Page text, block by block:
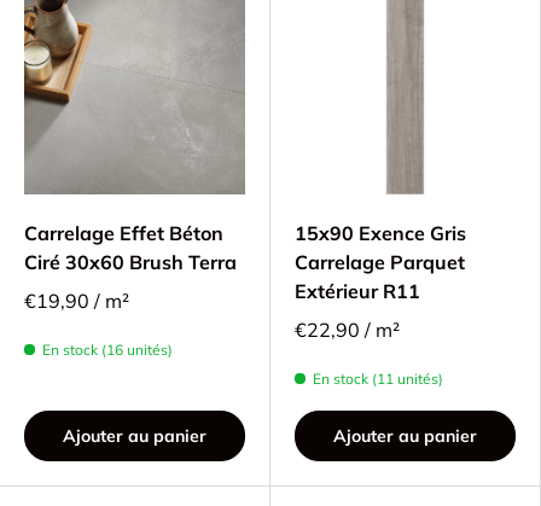
Carrelage Effet Béton
Ciré 30x60 Brush Terra
€19,90 / m²
En stock (16 unités)
Ajouter au panier
15x90 Exence Gris
Carrelage Parquet
Extérieur R11
€22,90 / m²
En stock (11 unités)
Ajouter au panier